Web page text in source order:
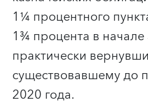
1¼ процентного
1¾ процента в
практически
существовавшему до
2020 года.